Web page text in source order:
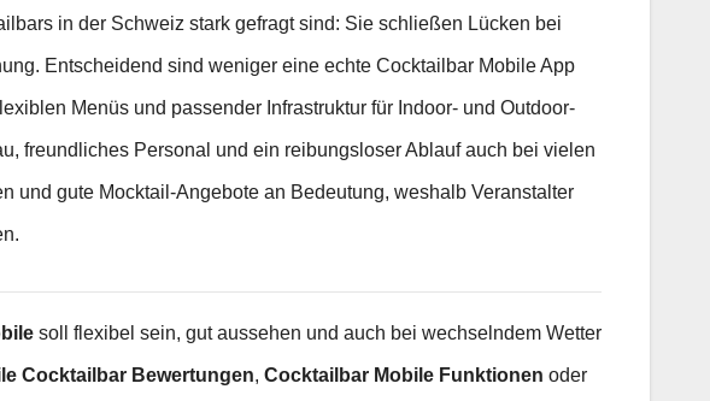
in der Schweiz stark gefragt sind: Sie schließen Lücken bei
Entscheidend sind weniger eine echte Cocktailbar Mobile App
Menüs und passender Infrastruktur für Indoor- und Outdoor-
freundliches Personal und ein reibungsloser Ablauf auch bei vielen
und gute Mocktail-Angebote an Bedeutung, weshalb Veranstalter
soll flexibel sein, gut aussehen und auch bei wechselndem Wetter
Cocktailbar Bewertungen, Cocktailbar Mobile Funktionen oder